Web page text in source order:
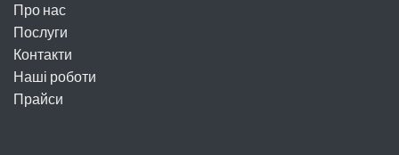
Про нас
Послуги
Контакти
Наші роботи
Прайси